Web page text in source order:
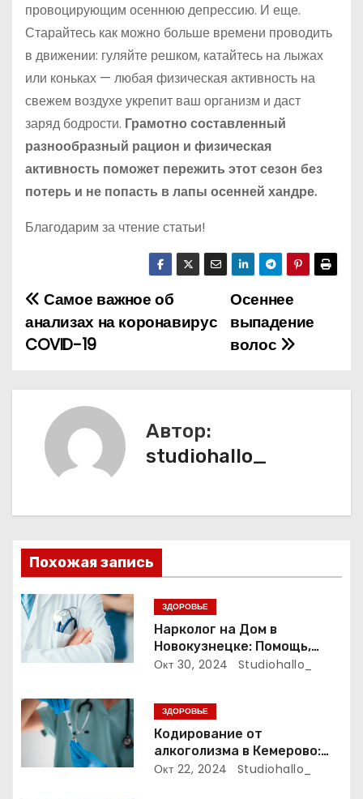
провоцирующим осеннюю депрессию. И еще.
Старайтесь как можно больше времени проводить
в движении: гуляйте решком, катайтесь на лыжах
или коньках — любая физическая активность на
свежем воздухе укрепит ваш организм и даст
заряд бодрости. Грамотно составленный
разнообразный рацион и физическая
активность поможет пережить этот сезон без
потерь и не попасть в лапы осенней хандре.
Благодарим за чтение статьи!
Н
а
ц
и
я
п
о
а
Осеннее
выпадение
волос
Самое важное об
анализах на коронавирус
COVID-19
Автор:
studiohallo_
Похожая запись
ЗДОРОВЬЕ
Нарколог на Дом в
Новокузнецке: Помощь,
Которая Всегда Рядом
Окт 30, 2024 Studiohallo_
ЗДОРОВЬЕ
Кодирование от
алкоголизма в Кемерово:
Полный путеводитель
Окт 22, 2024 Studiohallo_